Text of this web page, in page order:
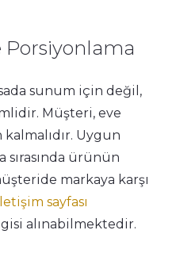
Porsiyonlama
sunum için değil,
Müşteri, eve
Uygun
sırasında ürünün
markaya karşı
sayfası
alınabilmektedir.